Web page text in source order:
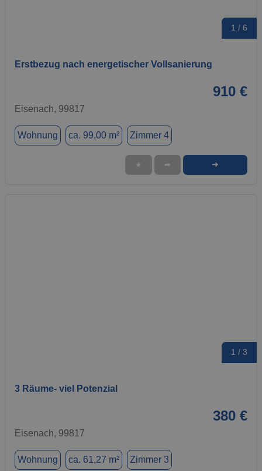
1 / 6
Erstbezug nach energetischer Vollsanierung
910 €
Eisenach, 99817
Wohnung ca. 99,00 m² Zimmer 4
★ ➦ ➜
1 / 3
3 Räume- viel Potenzial
380 €
Eisenach, 99817
Wohnung ca. 61,27 m² Zimmer 3